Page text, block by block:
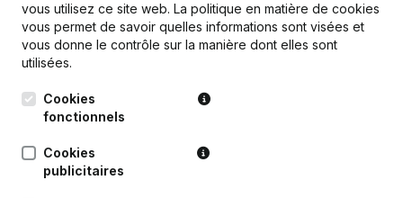
vous utilisez ce site web. La politique en matière de cookies
vous permet de savoir quelles informations sont visées et
vous donne le contrôle sur la manière dont elles sont
utilisées.
Cookies
fonctionnels
Cookies
publicitaires
Français
Leuvensesteenweg
248D,
Monitoring
Recherche internationale